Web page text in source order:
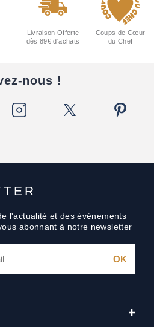
l'actualité et des événements
abonnant à notre newsletter
Livraison Offerte
dès 89€ d'achats
Coups de Cœur
du Chef
nous !